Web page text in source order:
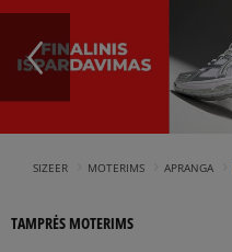
SIZEER MOTERIMS APRANGA
TAMPRĖS MOTERIMS